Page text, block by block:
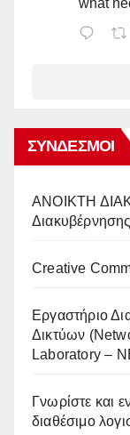
ΣΎΝΔΕΣΜΟΙ
AΝΟΙΚΤΗ
Διακυβέρνησης
Creative
Eργαστήριο
Δικτύων
Laboratory –
Γνωρίστε και
διαθέσιμο